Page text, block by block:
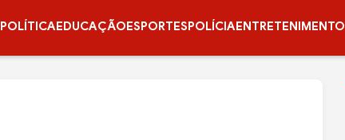
POLÍTICAEDUCAÇÃOESPORTESPOLÍCIAENTRETENIMENTO